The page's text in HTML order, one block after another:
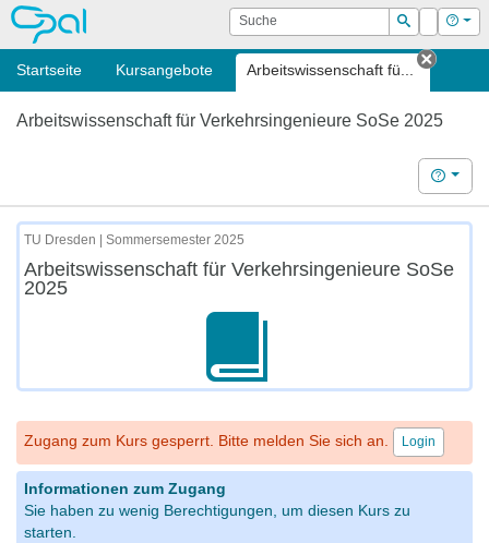
OPAL Suche
Suchen
Login Hilfe
Startseite Kursangebote Arbeitswissenschaft fü...
Tab
Arbeitswissenschaft für Verkehrsingenieure SoSe 2025
Hilfe
TU Dresden | Sommersemester 2025
Arbeitswissenschaft für Verkehrsingenieure SoSe
2025
Zugang zum Kurs gesperrt. Bitte melden Sie sich an. Login
Informationen zum Zugang
Sie haben zu wenig Berechtigungen, um diesen Kurs zu
starten.